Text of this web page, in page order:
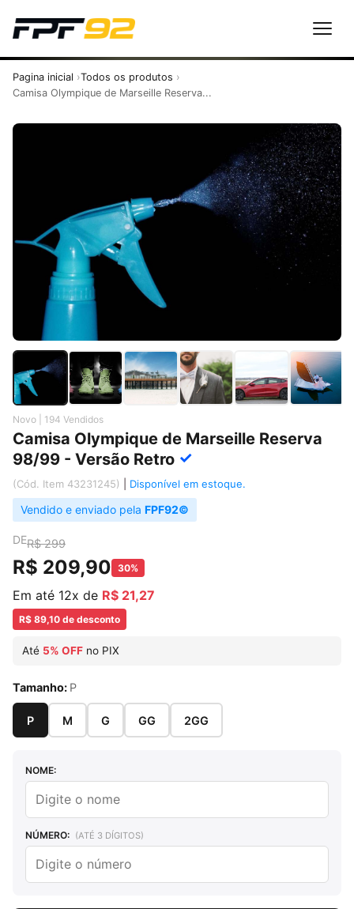
Pagina inicial
Todos os produtos
Camisa Olympique de Marseille Reserva...
Novo | 194 Vendidos
Camisa Olympique de Marseille Reserva
98/99 - Versão Retro ✓
(Cód. Item 43231245) Disponível em estoque.
Vendido e enviado pela FPF92©
DER$ 299
R$ 209,90 30%
Em até 12x de R$ 21,27
R$ 89,10 de desconto
Até 5% OFF no PIX
Tamanho: P
P M G GG 2GG
NOME:
NÚMERO: (ATÉ 3 DÍGITOS)